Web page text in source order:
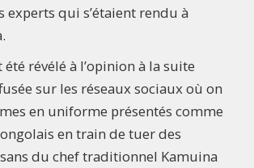
experts qui s’étaient rendu à
été révélé à l’opinion à la suite
sur les réseaux sociaux où on
en uniforme présentés comme
en train de tuer des
du chef traditionnel Kamuina